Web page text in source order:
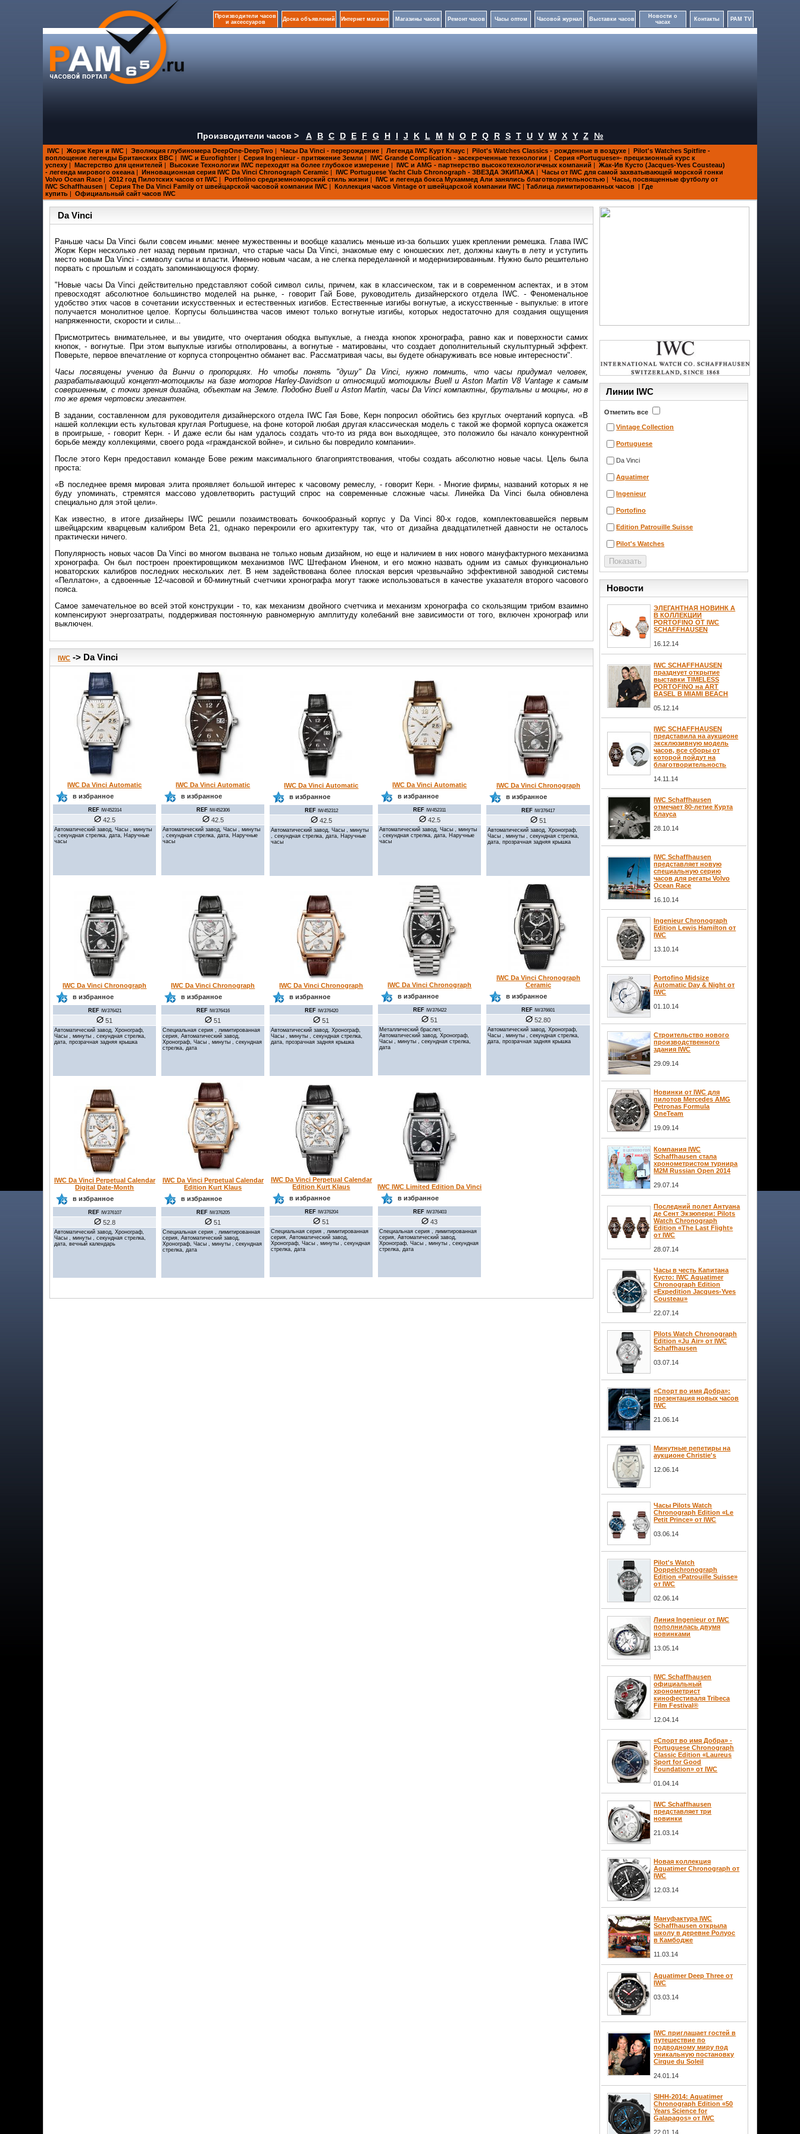
Производители часов
и аксессуаров
Доска объявлений Интернет магазин Магазины часов Ремонт часов Часы оптом Часовой журнал Выставки часов
Новости о
часах
Контакты PAM TV
Производители часов > A B C D E F G H I J K L M N O P Q R S T U V W X Y Z №
IWC | Жорж Керн и IWC | Эволюция глубиномера DeepOne-DeepTwo | Часы Da Vinci - перерождение | Легенда IWC Курт Клаус | Pilot's Watches Classics - рожденные в воздухе | Pilot's Watches Spitfire -
воплощение легенды Британских ВВС | IWC и Eurofighter | Серия Ingenieur - притяжение Земли | IWC Grande Complication - засекреченные технологии | Серия «Portuguese»- прецизионный курс к
успеху | Мастерство для ценителей | Высокие Технологии IWC переходят на более глубокое измерение | IWC и AMG - партнерство высокотехнологичных компаний | Жак-Ив Кусто (Jacques-Yves Cousteau)
- легенда мирового океана | Инновационная серия IWC Da Vinci Chronograph Ceramic | IWC Portuguese Yacht Club Chronograph - ЗВЕЗДА ЭКИПАЖА | Часы от IWC для самой захватывающей морской гонки
Volvo Ocean Race | 2012 год Пилотских часов от IWC | Portfolino средиземноморский стиль жизни | IWC и легенда бокса Мухаммед Али занялись благотворительностью | Часы, посвященные футболу от
IWC Schaffhausen | Серия The Da Vinci Family от швейцарской часовой компании IWC | Коллекция часов Vintage от швейцарской компании IWC | Таблица лимитированных часов | Где
купить | Официальный сайт часов IWC
Da Vinci
Раньше часы Da Vinci были совсем иными: менее мужественны и вообще казались меньше из-за больших ушек креплении ремешка. Глава IWC
Жорж Керн несколько лет назад первым признал, что старые часы Da Vinci, знакомые ему с юношеских лет, должны кануть в лету и уступить
место новым Da Vinci - символу силы и власти. Именно новым часам, а не слегка переделанной и модернизированным. Нужно было решительно
порвать с прошлым и создать запоминающуюся форму.
"Новые часы Da Vinci действительно представляют собой символ силы, причем, как в классическом, так и в современном аспектах, и в этом
превосходят абсолютное большинство моделей на рынке, - говорит Гай Бове, руководитель дизайнерского отдела IWC. - Феноменальное
удобство этих часов в сочетании искусственных и естественных изгибов. Естественные изгибы вогнутые, а искусственные - выпуклые: в итоге
получается монолитное целое. Корпусы большинства часов имеют только вогнутые изгибы, которых недостаточно для создания ощущения
напряженности, скорости и силы...
Присмотритесь внимательнее, и вы увидите, что очертания ободка выпуклые, а гнезда кнопок хронографа, равно как и поверхности самих
кнопок, - вогнутые. При этом выпуклые изгибы отполированы, а вогнутые - матированы, что создает дополнительный скульптурный эффект.
Поверьте, первое впечатление от корпуса стопроцентно обманет вас. Рассматривая часы, вы будете обнаруживать все новые интересности".
Часы посвящены учению да Винчи о пропорциях. Но чтобы понять "душу" Da Vinci, нужно помнить, что часы придумал человек,
разрабатывающий концепт-мотоциклы на базе моторов Harley-Davidson и относящий мотоциклы Buell и Aston Martin V8 Vantage к самым
совершенным, с точки зрения дизайна, объектам на Земле. Подобно Buell и Aston Martin, часы Da Vinci компактны, брутальны и мощны, но в
то же время чертовски элегантен.
В задании, составленном для руководителя дизайнерского отдела IWC Гая Бове, Керн попросил обойтись без круглых очертаний корпуса. «В
нашей коллекции есть культовая круглая Portuguese, на фоне которой любая другая классическая модель с такой же формой корпуса окажется
в проигрыше, - говорит Керн. - И даже если бы нам удалось создать что-то из ряда вон выходящее, это положило бы начало конкурентной
борьбе между коллекциями, своего рода «гражданской войне», и сильно бы повредило компании».
После этого Керн предоставил команде Бове режим максимального благоприятствования, чтобы создать абсолютно новые часы. Цель была
проста:
«В последнее время мировая элита проявляет большой интерес к часовому ремеслу, - говорит Керн. - Многие фирмы, названий которых я не
буду упоминать, стремятся массово удовлетворить растущий спрос на современные сложные часы. Линейка Da Vinci была обновлена
специально для этой цели».
Как известно, в итоге дизайнеры IWC решили позаимствовать бочкообразный корпус у Da Vinci 80-х годов, комплектовавшейся первым
швейцарским кварцевым калибром Beta 21, однако перекроили его архитектуру так, что от дизайна двадцатилетней давности не осталось
практически ничего.
Популярность новых часов Da Vinci во многом вызвана не только новым дизайном, но еще и наличием в них нового мануфактурного механизма
хронографа. Он был построен проектировщиком механизмов IWC Штефаном Иненом, и его можно назвать одним из самых функционально
новаторских калибров последних нескольких лет. В нем задействована более плоская версия чрезвычайно эффективной заводной системы
«Пеллатон», а сдвоенные 12-часовой и 60-минутный счетчики хронографа могут также использоваться в качестве указателя второго часового
пояса.
Самое замечательное во всей этой конструкции - то, как механизм двойного счетчика и механизм хронографа со скользящим трибом взаимно
компенсируют энергозатраты, поддерживая постоянную равномерную амплитуду колебаний вне зависимости от того, включен хронограф или
выключен.
IWC -> Da Vinci
IWC Da Vinci Automatic
в избранное
REF IW452314
42.5
Автоматический завод, Часы , минуты
, секундная стрелка, дата, Наручные
часы
IWC Da Vinci Automatic
в избранное
REF IW452306
42.5
Автоматический завод, Часы , минуты
, секундная стрелка, дата, Наручные
часы
IWC Da Vinci Automatic
в избранное
REF IW452312
42.5
Автоматический завод, Часы , минуты
, секундная стрелка, дата, Наручные
часы
IWC Da Vinci Automatic
в избранное
REF IW452311
42.5
Автоматический завод, Часы , минуты
, секундная стрелка, дата, Наручные
часы
IWC Da Vinci Chronograph
в избранное
REF IW376417
51
Автоматический завод, Хронограф,
Часы , минуты , секундная стрелка,
дата, прозрачная задняя крышка
IWC Da Vinci Chronograph
в избранное
REF IW376421
51
Автоматический завод, Хронограф,
Часы , минуты , секундная стрелка,
дата, прозрачная задняя крышка
IWC Da Vinci Chronograph
в избранное
REF IW376416
51
Специальная серия , лимитированная
серия, Автоматический завод,
Хронограф, Часы , минуты , секундная
стрелка, дата
IWC Da Vinci Chronograph
в избранное
REF IW376420
51
Автоматический завод, Хронограф,
Часы , минуты , секундная стрелка,
дата, прозрачная задняя крышка
IWC Da Vinci Chronograph
в избранное
REF IW376422
51
Металлический браслет,
Автоматический завод, Хронограф,
Часы , минуты , секундная стрелка,
дата
IWC Da Vinci Chronograph
Ceramic
в избранное
REF IW376601
52.80
Автоматический завод, Хронограф,
Часы , минуты , секундная стрелка,
дата, прозрачная задняя крышка
IWC Da Vinci Perpetual Calendar
Digital Date-Month
в избранное
REF IW376107
52.8
Автоматический завод, Хронограф,
Часы , минуты , секундная стрелка,
дата, вечный календарь
IWC Da Vinci Perpetual Calendar
Edition Kurt Klaus
в избранное
REF IW376205
51
Специальная серия , лимитированная
серия, Автоматический завод,
Хронограф, Часы , минуты , секундная
стрелка, дата
IWC Da Vinci Perpetual Calendar
Edition Kurt Klaus
в избранное
REF IW376204
51
Специальная серия , лимитированная
серия, Автоматический завод,
Хронограф, Часы , минуты , секундная
стрелка, дата
IWC IWC Limited Edition Da Vinci
в избранное
REF IW376403
43
Специальная серия , лимитированная
серия, Автоматический завод,
Хронограф, Часы , минуты , секундная
стрелка, дата
Линии IWC
Отметить все
Vintage Collection
Portuguese
Da Vinci
Aquatimer
Ingenieur
Portofino
Edition Patrouille Suisse
Pilot's Watches
Новости
ЭЛЕГАНТНАЯ НОВИНК А
В КОЛЛЕКЦИИ
PORTOFINO ОТ IWC
SCHAFFHAUSEN
16.12.14
IWC SCHAFFHAUSEN
празднует открытие
выставки TIMELESS
PORTOFINO на ART
BASEL В MIAMI BEACH
05.12.14
IWC SCHAFFHAUSEN
представила на аукционе
эксклюзивную модель
часов, все сборы от
которой пойдут на
благотворительность
14.11.14
IWC Schaffhausen
отмечает 80-летие Курта
Клауса
28.10.14
IWC Schaffhausen
представляет новую
специальную серию
часов для регаты Volvo
Ocean Race
16.10.14
Ingenieur Chronograph
Edition Lewis Hamilton от
IWC
13.10.14
Portofino Midsize
Automatic Day & Night от
IWC
01.10.14
Строительство нового
производственного
здания IWC
29.09.14
Новинки от IWC для
пилотов Mercedes AMG
Petronas Formula
OneTeam
19.09.14
Компания IWC
Schaffhausen стала
хронометристом турнира
M2M Russian Open 2014
29.07.14
Последний полет Антуана
де Сент Экзюпери: Pilots
Watch Chronograph
Edition «The Last Flight»
от IWC
28.07.14
Часы в честь Капитана
Кусто: IWC Aquatimer
Chronograph Edition
«Expedition Jacques-Yves
Cousteau»
22.07.14
Pilots Watch Chronograph
Edition «Ju Air» от IWC
Schaffhausen
03.07.14
«Спорт во имя Добра»:
презентация новых часов
IWC
21.06.14
Минутные репетиры на
аукционе Christie's
12.06.14
Часы Pilots Watch
Chronograph Edition «Le
Petit Prince» от IWC
03.06.14
Pilot's Watch
Doppelchronograph
Edition «Patrouille Suisse»
от IWC
02.06.14
Линия Ingenieur от IWC
пополнилась двумя
новинками
13.05.14
IWC Schaffhausen
официальный
хронометрист
кинофестиваля Tribeca
Film Festival®
12.04.14
«Спорт во имя Добра» -
Portuguese Chronograph
Classic Edition «Laureus
Sport for Good
Foundation» от IWC
01.04.14
IWC Schaffhausen
представляет три
новинки
21.03.14
Новая коллекция
Aquatimer Chronograph от
IWC
12.03.14
Мануфактура IWC
Schaffhausen открыла
школу в деревне Ролуос
в Камбодже
11.03.14
Aquatimer Deep Three от
IWC
03.03.14
IWC приглашает гостей в
путешествие по
подводному миру под
уникальную постановку
Cirque du Soleil
24.01.14
SIHH-2014: Aquatimer
Chronograph Edition «50
Years Science for
Galapagos» от IWC
22.01.14